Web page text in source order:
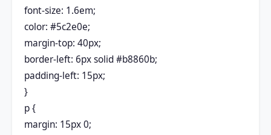
font-size: 1.6em;
color: #5c2e0e;
margin-top: 40px;
border-left: 6px solid #b8860b;
padding-left: 15px;
}
p {
margin: 15px 0;